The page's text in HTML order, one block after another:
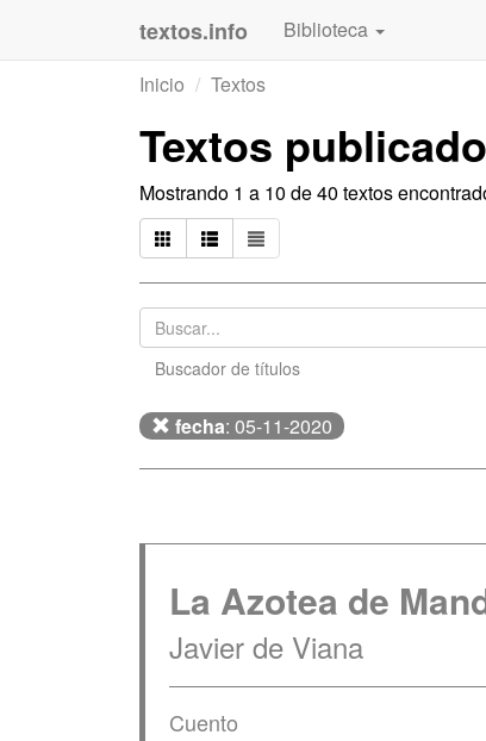
textos.info Biblioteca
Inicio
Textos
Textos
Mostrando 1 a 10 de 40 textos
Buscador de títulos
fecha: 05-11-2020
La Azotea de
Javier de Viana
Cuento